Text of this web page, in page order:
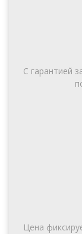
С гарантией
Цена